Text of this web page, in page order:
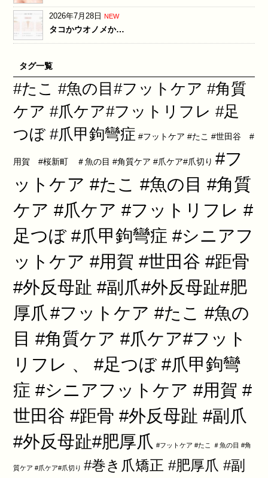
2026年7月28日 NEW
タコかウオノメか…
タグ一覧
#たこ #魚の目#フットケア #角質
ケア #爪ケア#フットリフレ #足
つぼ #爪甲鉤彎症 #フットケア #たこ #世田谷 #
用賀 #桜新町 ＃魚の目 #角質ケア #爪ケア#爪切り #フ
ットケア #たこ #魚の目 #角質
ケア #爪ケア #フットリフレ #
足つぼ #爪甲鉤彎症 #シニアフ
ットケア #用賀 #世田谷 #距骨
#外反母趾 #副爪#外反母趾#肥
厚爪 #フットケア #たこ #魚の
目 #角質ケア #爪ケア#フット
リフレ 、 #足つぼ #爪甲鉤彎
症 #シニアフットケア #用賀 #
世田谷 #距骨 #外反母趾 #副爪
#外反母趾#肥厚爪 #フットケア #たこ ＃魚の目 #角
質ケア #爪ケア#爪切り #巻き爪矯正 #肥厚爪 #副